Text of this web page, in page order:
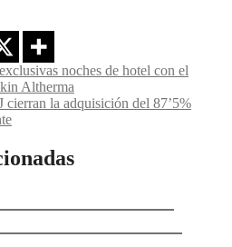
noches de hotel con el
Altherma
la adquisición del 87’5%